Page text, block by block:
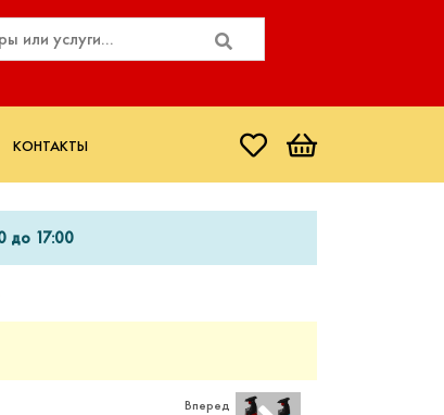
КОНТАКТЫ
до 17:00
Вперед